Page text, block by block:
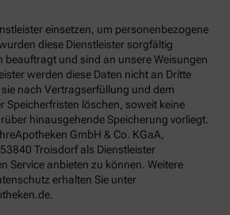
einsetzen, um personenbezogene
diese Dienstleister sorgfältig
und sind an unsere Weisungen
werden diese Daten nicht an Dritte
nach Vertragserfüllung und dem
Speicherfristen löschen, soweit keine
hinausgehende Speicherung vorliegt.
GmbH & Co. KGaA,
Troisdorf als Dienstleister
Service anbieten zu können. Weitere
erhalten Sie unter